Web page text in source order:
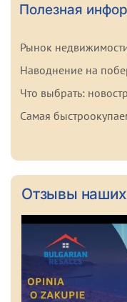
Полезная
Отзывы наших